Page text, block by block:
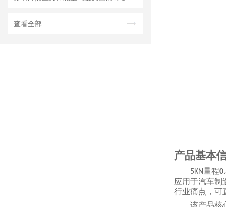
查看全部
产品基本
5KN量程
应用于汽车制
行业痛点，可